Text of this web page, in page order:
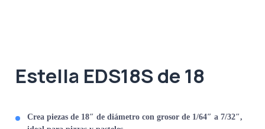
Estella EDS18S de 18
Crea piezas de 18″ de diámetro con grosor de 1/64″ a 7/32″,